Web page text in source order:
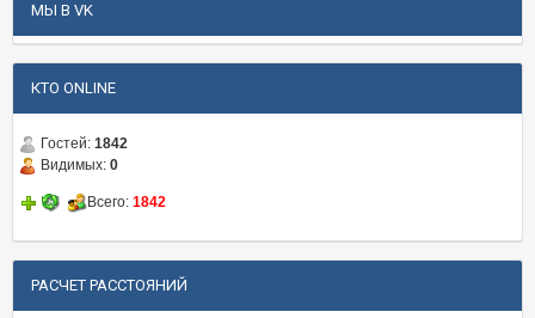
МЫ В VK
КТО ONLINE
Гостей: 1842
Видимых: 0
Всего: 1842
РАСЧЕТ РАССТОЯНИЙ